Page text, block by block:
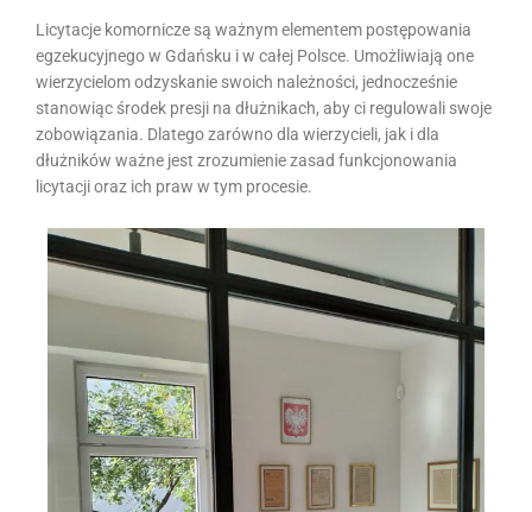
Licytacje komornicze są ważnym elementem postępowania
egzekucyjnego w Gdańsku i w całej Polsce. Umożliwiają one
wierzycielom odzyskanie swoich należności, jednocześnie
stanowiąc środek presji na dłużnikach, aby ci regulowali swoje
zobowiązania. Dlatego zarówno dla wierzycieli, jak i dla
dłużników ważne jest zrozumienie zasad funkcjonowania
licytacji oraz ich praw w tym procesie.